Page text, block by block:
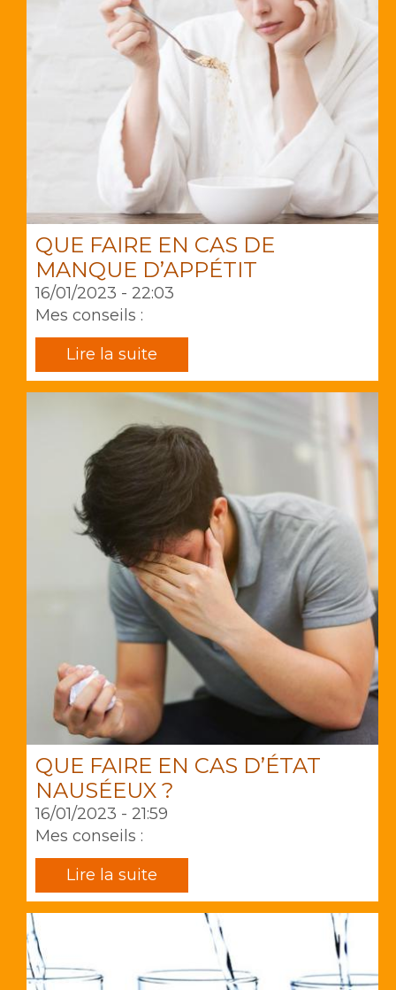
QUE FAIRE EN CAS DE
MANQUE D’APPÉTIT
16/01/2023 - 22:03
Mes conseils :
Lire la suite
QUE FAIRE EN CAS D’ÉTAT
NAUSÉEUX ?
16/01/2023 - 21:59
Mes conseils :
Lire la suite